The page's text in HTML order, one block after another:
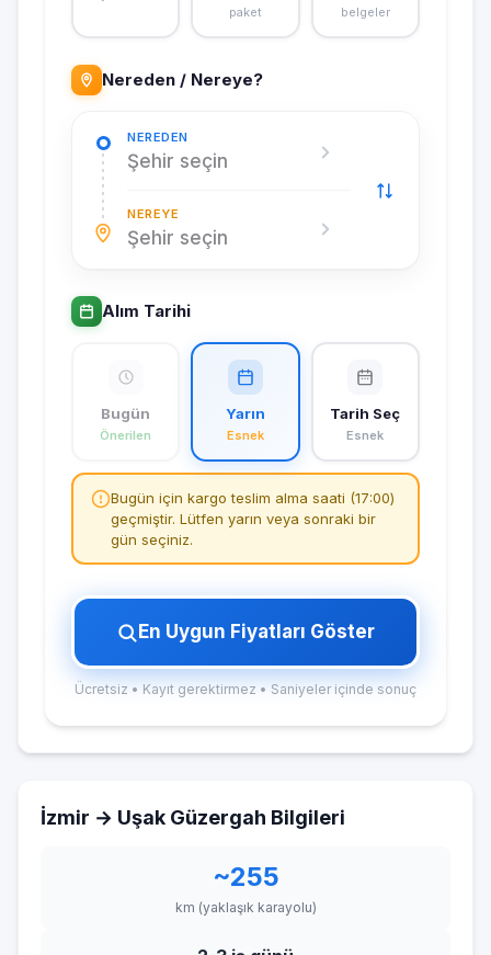
paket
belgeler
Nereden / Nereye?
NEREDEN
Şehir seçin
NEREYE
Şehir seçin
Alım Tarihi
Bugün
Önerilen
Yarın
Esnek
Tarih Seç
Esnek
Bugün için kargo teslim alma saati (17:00)
geçmiştir. Lütfen yarın veya sonraki bir
gün seçiniz.
En Uygun Fiyatları Göster
Ücretsiz • Kayıt gerektirmez • Saniyeler içinde sonuç
İzmir → Uşak Güzergah Bilgileri
~255
km (yaklaşık karayolu)